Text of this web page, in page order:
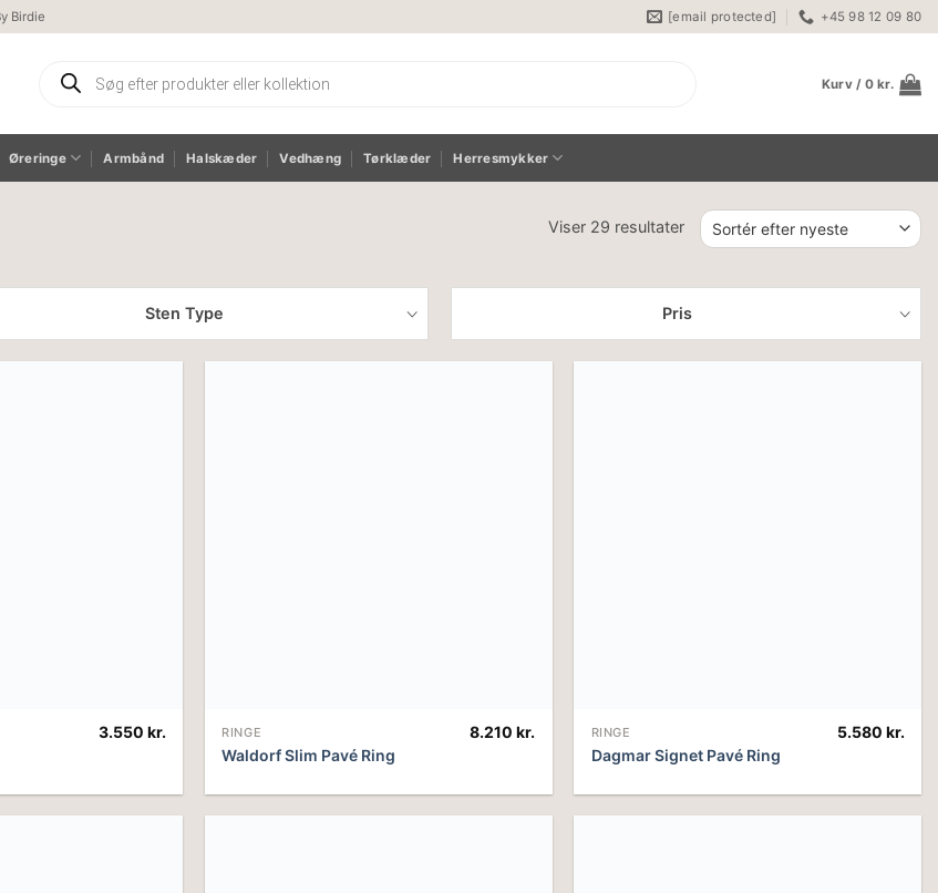
Birdie [email protected] +45 98 12 09 80
search
Kurv / 0kr.
Øreringe Armbånd Halskæder Vedhæng Tørklæder Herresmykker
Viser 29 resultaterSorteret
efter
Sten Type Pris
3.550 kr. RINGE
Waldorf Slim Pavé Ring
8.210kr. RINGE
Dagmar Signet Pavé Ring
5.580 kr.